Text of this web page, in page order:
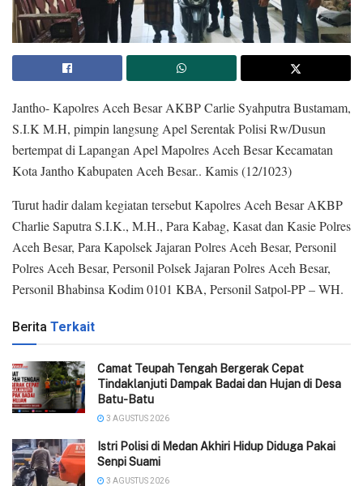
Jantho- Kapolres Aceh Besar AKBP Carlie Syahputra Bustamam,
S.I.K M.H, pimpin langsung Apel Serentak Polisi Rw/Dusun
bertempat di Lapangan Apel Mapolres Aceh Besar Kecamatan
Kota Jantho Kabupaten Aceh Besar.. Kamis (12/1023)
Turut hadir dalam kegiatan tersebut Kapolres Aceh Besar AKBP
Charlie Saputra S.I.K., M.H., Para Kabag, Kasat dan Kasie Polres
Aceh Besar, Para Kapolsek Jajaran Polres Aceh Besar, Personil
Polres Aceh Besar, Personil Polsek Jajaran Polres Aceh Besar,
Personil Bhabinsa Kodim 0101 KBA, Personil Satpol-PP – WH.
Berita Terkait
Camat Teupah Tengah Bergerak Cepat
Tindaklanjuti Dampak Badai dan Hujan di Desa
Batu-Batu
3 AGUSTUS 2026
‎Istri Polisi di Medan Akhiri Hidup Diduga Pakai
Senpi Suami
3 AGUSTUS 2026